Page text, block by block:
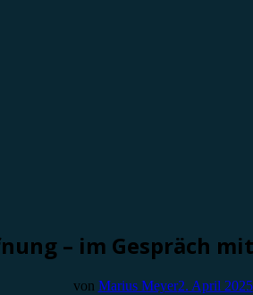
– im Gespräch
von Marius Meyer2. April 2025